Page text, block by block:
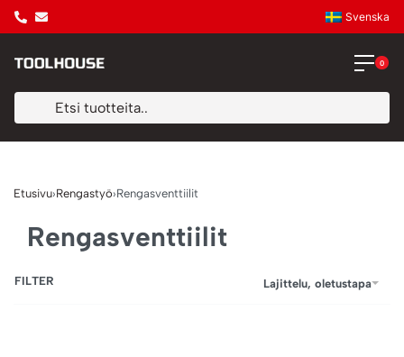
Svenska
0
Etusivu›Rengastyö›Rengasventtiilit
Rengasventtiilit
Lajittelu, oletustapa
FILTER